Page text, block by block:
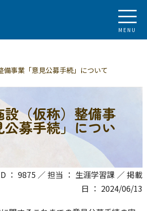
MENU
備事業「意見公募手続」について
設（仮称）整備事
公募手続」につい
： 9875 ／ 担当 ： 生涯学習課 ／ 掲載
日 ： 2024/06/13